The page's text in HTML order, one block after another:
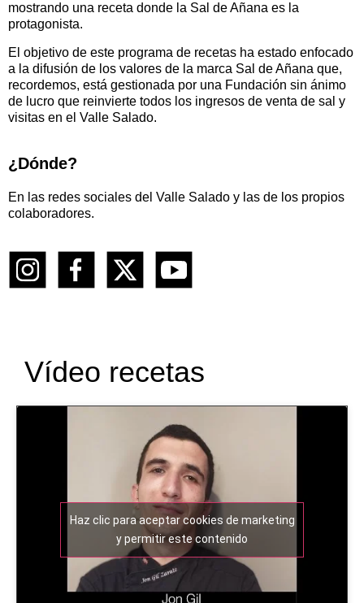
mostrando una receta donde la Sal de Añana es la
protagonista.
El objetivo de este programa de recetas ha estado enfocado
a la difusión de los valores de la marca Sal de Añana que,
recordemos, está gestionada por una Fundación sin ánimo
de lucro que reinvierte todos los ingresos de venta de sal y
visitas en el Valle Salado.
¿Dónde?
En las redes sociales del Valle Salado y las de los propios
colaboradores.
Vídeo recetas
Haz clic para aceptar cookies de marketing
y permitir este contenido